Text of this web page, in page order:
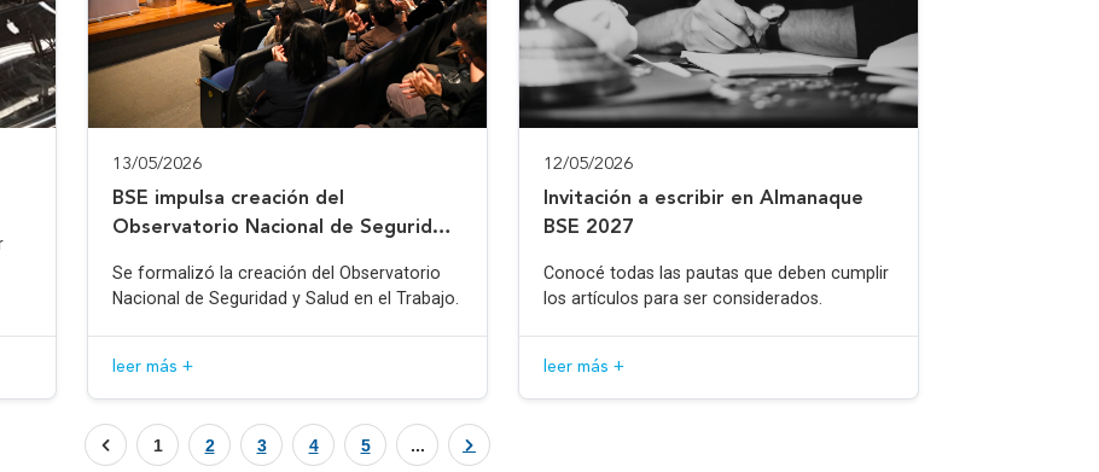
13/05/2026
BSE impulsa creación del
Observatorio Nacional de Seguridad
Se formalizó la creación del Observatorio
Nacional de Seguridad y Salud en el Trabajo.
leer más +
12/05/2026
Invitación a escribir en Almanaque
BSE 2027
Conocé todas las pautas que deben cumplir
los artículos para ser considerados.
leer más +
1 2 3 4 5 ...